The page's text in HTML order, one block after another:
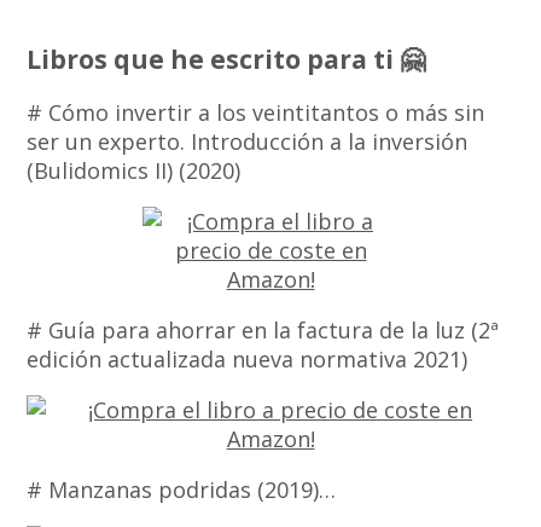
Libros que he escrito para ti 🤗
# Cómo invertir a los veintitantos o más sin
ser un experto. Introducción a la inversión
(Bulidomics II) (2020)
# Guía para ahorrar en la factura de la luz (2ª
edición actualizada nueva normativa 2021)
# Manzanas podridas (2019)…